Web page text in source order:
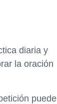
diaria y
la oración
puede